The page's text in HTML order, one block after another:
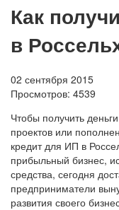
Как
в
02 сентября 2015
Просмотров: 4539
Чтобы получить
проектов или
кредит для ИП в
прибыльный бизнес,
средства, сегодня
предприниматели
развития своего